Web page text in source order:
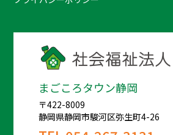
まごころタウン静岡
〒422-8009
静岡県静岡市駿河区弥生町4-26